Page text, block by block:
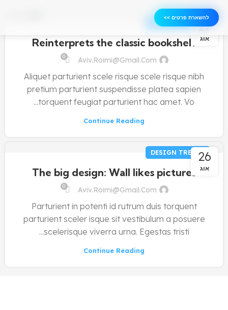
להשארת פרטים >>
להשארת פרטים >>
27
אוג
DESIGN TRENDS
Reinterprets the classic bookshelf
Aviv.roimi@gmail.com
0
Aliquet parturient scele risque scele risque nibh
pretium parturient suspendisse platea sapien
torquent feugiat parturient hac amet. Vo...
Continue Reading
26
אוג
DESIGN TRENDS
The big design: Wall likes pictures
Aviv.roimi@gmail.com
0
Parturient in potenti id rutrum duis torquent
parturient sceler isque sit vestibulum a posuere
scelerisque viverra urna. Egestas tristi...
Continue Reading